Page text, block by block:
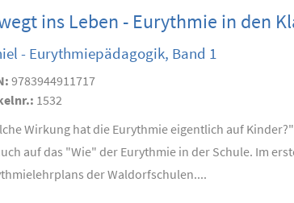
ins Leben - Eurythmie in den
- Eurythmiepädagogik, Band 1
9783944911717
1532
Wirkung hat die Eurythmie eigentlich auf
auf das "Wie" der Eurythmie in der Schule. Im
der Waldorfschulen....